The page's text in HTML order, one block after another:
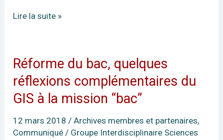
Lire la suite »
Réforme du bac, quelques
réflexions complémentaires du
GIS à la mission “bac”
12 mars 2018 /Archives membres et partenaires,
Communiqué / Groupe Interdisciplinaire Sciences
Réforme
du
quelques
réflexions
complémentaires